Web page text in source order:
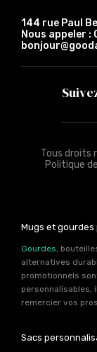
144 rue Paul
Nous appeler :
Tous droits
Politique
Mugs et
Gourdes ,
alternatives
promotionnels
personnalisables,
remercier vos
Sacs